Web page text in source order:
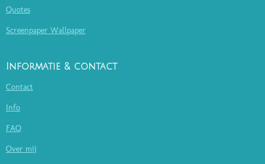
Quotes
Screenpaper Wallpaper
Informatie & contact
Contact
Info
FAQ
Over mij